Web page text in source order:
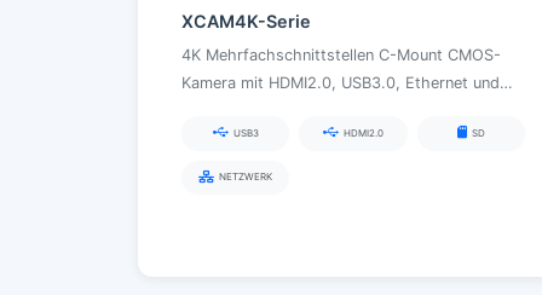
XCAM4K-Serie
4K Mehrfachschnittstellen C-Mount CMOS-
Kamera mit HDMI2.0, USB3.0, Ethernet und
digitale Labore
USB3 HDMI2.0 SD
NETZWERK